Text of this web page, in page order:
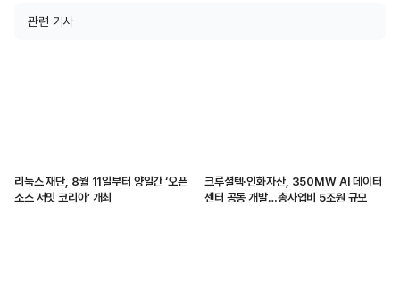
관련 기사
리눅스 재단, 8월 11일부터 양일간 ‘오픈
소스 서밋 코리아’ 개최
크루셜텍·인화자산, 350MW AI 데이터
센터 공동 개발…총사업비 5조원 규모